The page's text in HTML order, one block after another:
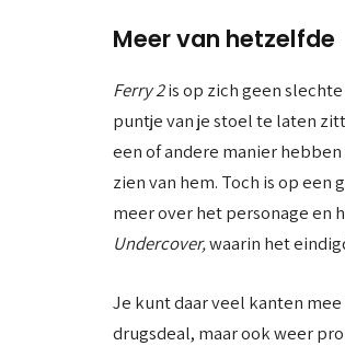
Meer van hetzelfde
Ferry 2is op zich geen
puntje van je stoel te laten
een of andere manier
zien van hem. Toch is op
meer over het personage en
Undercover,waarin het
Je kunt daar veel kanten
drugsdeal, maar ook weer